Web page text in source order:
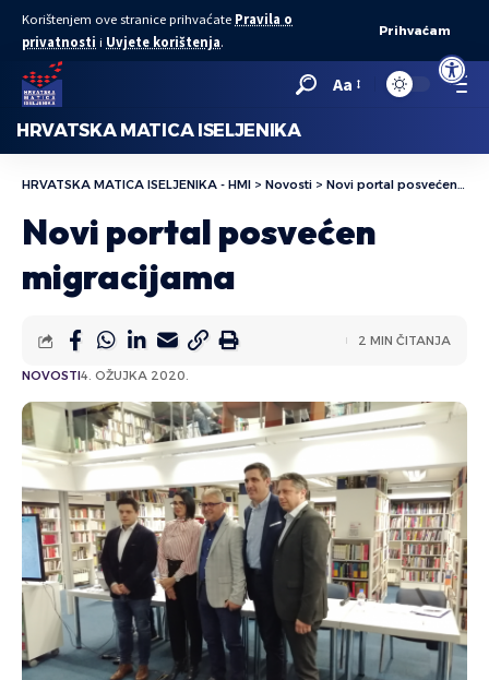
Open
Korištenjem ove stranice prihvaćate Pravila o
privatnosti i Uvjete korištenja.
Prihvaćam
Aa
HRVATSKA MATICA ISELJENIKA
HRVATSKA MATICA ISELJENIKA - HMI > Novosti > Novi portal posvećen migracijama
Novi portal posvećen
migracijama
NOVOSTI4. OŽUJKA 2020.
2 MIN ČITANJA